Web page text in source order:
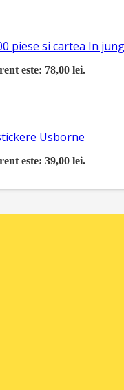
piese si cartea In
este: 78,00 lei.
Usborne
este: 39,00 lei.